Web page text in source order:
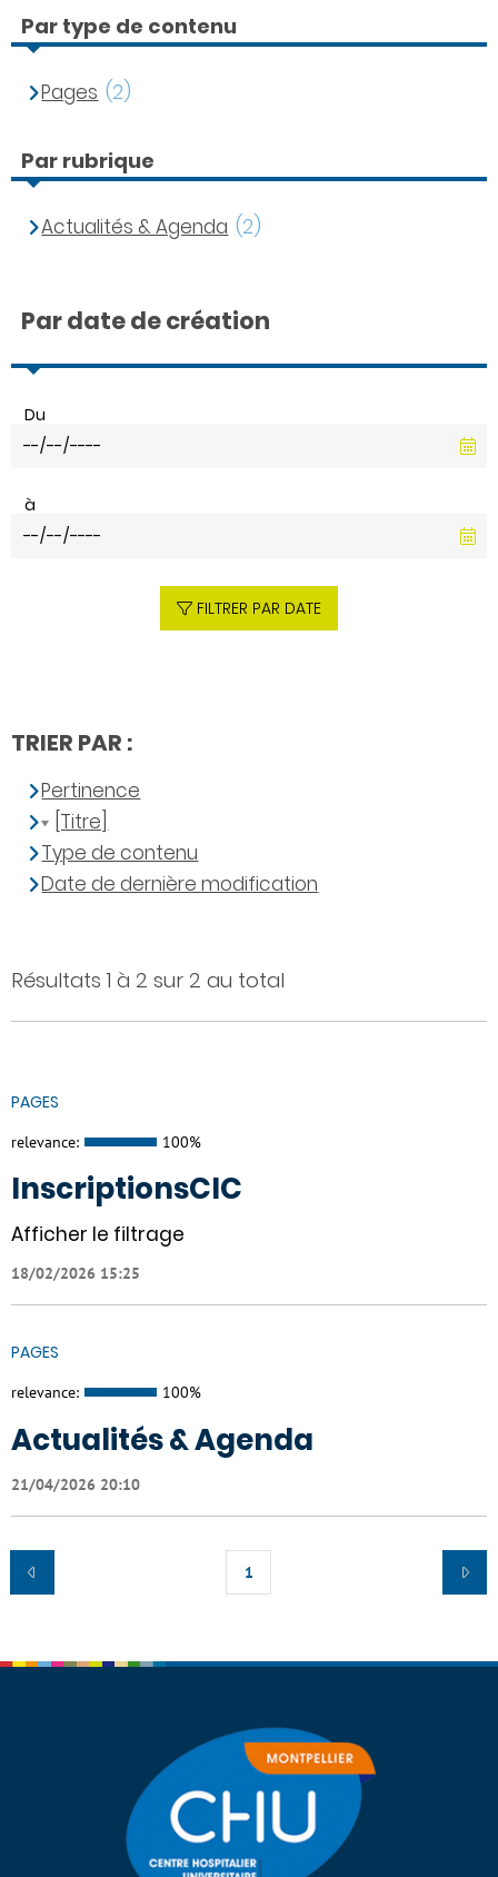
Résultats 1 à 2 sur 2 au total
PAGES
relevance: 100%
InscriptionsCIC
Afficher le filtrage
18/02/2026 15:25
PAGES
relevance: 100%
Actualités & Agenda
21/04/2026 20:10
1
Par type de contenu
Pages (2)
Par rubrique
Actualités & Agenda (2)
Par date de création
Du
à
FILTRER PAR DATE
TRIER PAR :
Pertinence
[Titre]
Type de contenu
Date de dernière modification